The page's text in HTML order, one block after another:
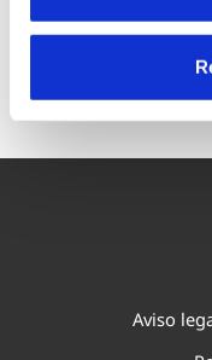
Aviso